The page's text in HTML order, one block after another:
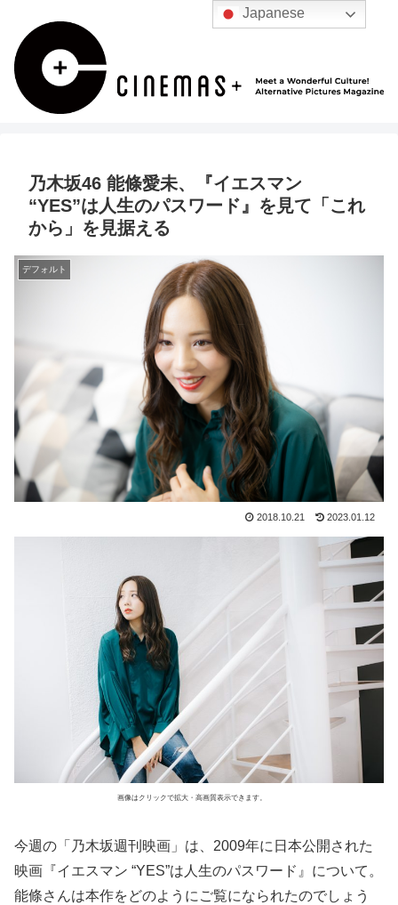
乃木坂46 能條愛未、『イエスマン
“YES”は人生のパスワード』を見て「これ
から」を見据える
デフォルト
2018.10.21 2023.01.12
画像はクリックで拡大・高画質表示できます。
今週の「乃木坂週刊映画」は、2009年に日本公開された
映画『イエスマン “YES”は人生のパスワード』について。
能條さんは本作をどのようにご覧になられたのでしょう
Japanese